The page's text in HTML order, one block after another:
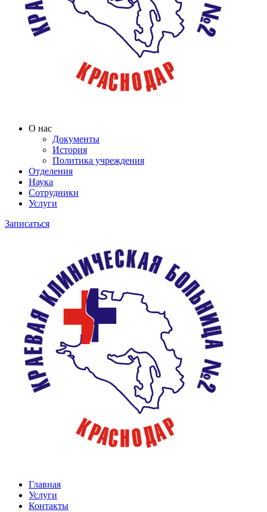
О нас
Документы
История
Политика учреждения
Отделения
Наука
Сотрудники
Услуги
Записаться
Главная
Услуги
Контакты